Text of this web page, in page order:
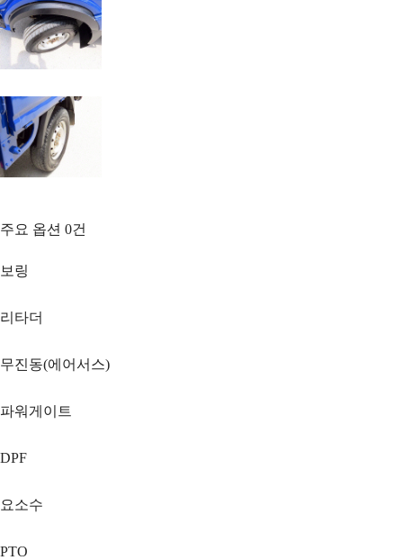
주요 옵션 0건
보링
리타더
무진동(에어서스)
파워게이트
DPF
요소수
PTO